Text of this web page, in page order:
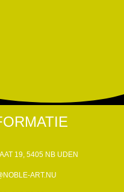
19, 5405 NB UDEN
ART.NU